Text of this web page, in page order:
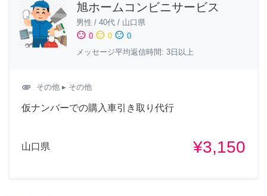
旭ホームコンビニサービス
男性 / 40代 / 山口県
sentiment_satisfied 0 sentiment_neutral 0 sentiment_dissatisfied 0
メッセージ平均返信時間: 3日以上
attachment その他 ▸ その他
仮ナンバーでの購入車引き取り代行
山口県 ¥3,150